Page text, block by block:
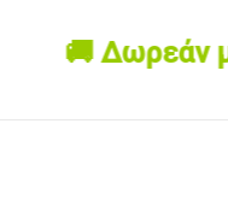
🚚 Δωρεάν